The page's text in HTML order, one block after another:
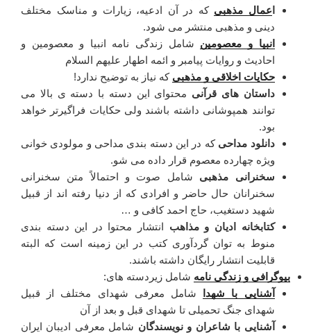
عمال مذهبی که در آن ادعیه، زیارات و مناسک مختلف
دینی و مذهبی منتشر می شود.
انبیا و معصومین شامل زندگی نامه انبیا و معصومین و
احادیث و روایات پیامبر و ائمه اطهار علیهم السلام
حکایات اخلاقی و مذهبی که نیاز به توضیح ندارد!
داستان های قرآنی محتوای این دسته با دسته ی بالا می
توانند همپوشانی داشته باشند ولی حکایات فراگیرتر خواهد
بود.
دانلود مداحی که در این دسته بندی مداحی و مولودی خوانی
ویژه چهارده معصوم قرار داده می شو.
سخنرانی مذهبی شامل صوت و احتمالاً متن سخنرانی
سخنرانان حال حاضر و افرادی که از دنیا رفته اند از قبیل
شهید دستغیب، حاج احمد کافی و …
کتابخانه ادیان و مذاهب انتشار محتوا در این دسته بندی
منوط به توان گردآوری کتب در این زمینه است که البته
قابلیت انتشار رایگان داشته باشند.
بیوگرافی و زندگی نامه شامل زیردسته های:
آشنایی با شهدا
شامل معرفی شهدای مختلف از قبیل
شهدای جنگ تحمیلی تا شهدای قبل و بعد از آن
آشنایی با شاعران و نویسندگان شامل معرفی ادیبان ایران